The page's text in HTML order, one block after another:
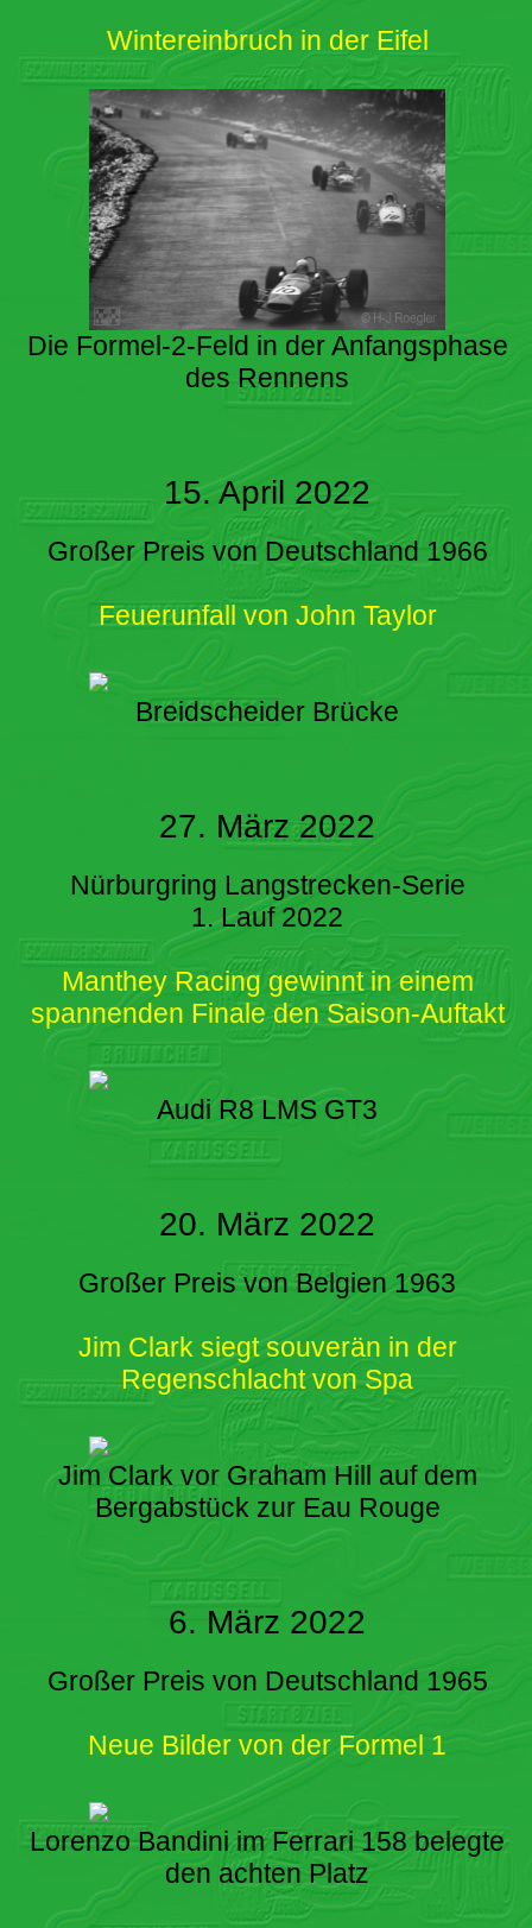
Wintereinbruch in der Eifel
Die Formel-2-Feld in der Anfangsphase
des Rennens
15. April 2022
Großer Preis von Deutschland 1966
Feuerunfall von John Taylor
Breidscheider Brücke
27. März 2022
Nürburgring Langstrecken-Serie
1. Lauf 2022
Manthey Racing gewinnt in einem
spannenden Finale den Saison-Auftakt
Audi R8 LMS GT3
20. März 2022
Großer Preis von Belgien 1963
Jim Clark siegt souverän in der
Regenschlacht von Spa
Jim Clark vor Graham Hill auf dem
Bergabstück zur Eau Rouge
6. März 2022
Großer Preis von Deutschland 1965
Neue Bilder von der Formel 1
Lorenzo Bandini im Ferrari 158 belegte
den achten Platz